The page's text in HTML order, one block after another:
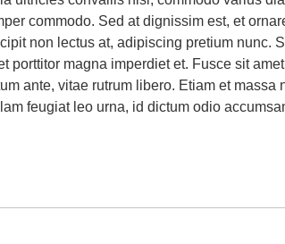
commodo. Sed at dignissim est, et
non lectus at, adipiscing pretium nunc.
porttitor magna imperdiet et. Fusce sit
ante, vitae rutrum libero. Etiam et massa
feugiat leo urna, id dictum odio